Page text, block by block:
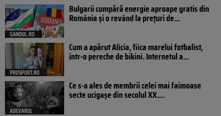
GANDUL.RO
Bulgarii cumpără energie aproape gratis din
România și o revând la prețuri de...
PROSPORT.RO
Cum a apărut Alicia, fiica marelui fotbalist,
într-o pereche de bikini. Internetul a...
ADEVARUL
Ce s-a ales de membrii celei mai faimoase
secte ucigașe din secolul XX....